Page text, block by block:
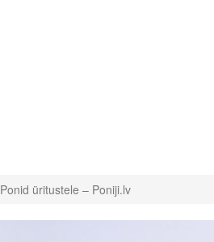
Ponid üritustele – Poniji.lv